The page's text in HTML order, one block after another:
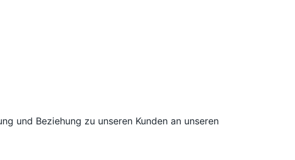
und Beziehung zu unseren Kunden an unseren